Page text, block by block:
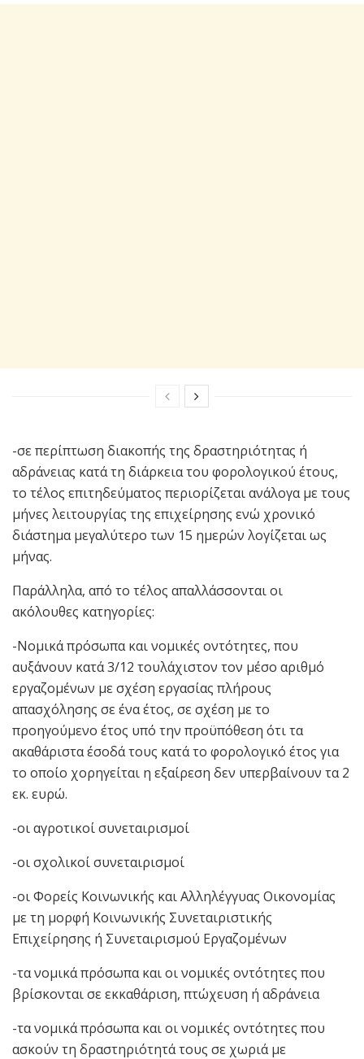
-σε περίπτωση διακοπής της δραστηριότητας ή
αδράνειας κατά τη διάρκεια του φορολογικού έτους,
το τέλος επιτηδεύματος περιορίζεται ανάλογα με τους
μήνες λειτουργίας της επιχείρησης ενώ χρονικό
διάστημα μεγαλύτερο των 15 ημερών λογίζεται ως
μήνας.
Παράλληλα, από το τέλος απαλλάσσονται οι
ακόλουθες κατηγορίες:
-Νομικά πρόσωπα και νομικές οντότητες, που
αυξάνουν κατά 3/12 τουλάχιστον τον μέσο αριθμό
εργαζομένων με σχέση εργασίας πλήρους
απασχόλησης σε ένα έτος, σε σχέση με το
προηγούμενο έτος υπό την προϋπόθεση ότι τα
ακαθάριστα έσοδά τους κατά το φορολογικό έτος για
το οποίο χορηγείται η εξαίρεση δεν υπερβαίνουν τα 2
εκ. ευρώ.
-οι αγροτικοί συνεταιρισμοί
-οι σχολικοί συνεταιρισμοί
-οι Φορείς Κοινωνικής και Αλληλέγγυας Οικονομίας
με τη μορφή Κοινωνικής Συνεταιριστικής
Επιχείρησης ή Συνεταιρισμού Εργαζομένων
-τα νομικά πρόσωπα και οι νομικές οντότητες που
βρίσκονται σε εκκαθάριση, πτώχευση ή αδράνεια
-τα νομικά πρόσωπα και οι νομικές οντότητες που
ασκούν τη δραστηριότητά τους σε χωριά με